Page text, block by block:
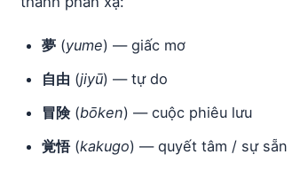
夢 (yume) — giấc mơ
自由 (jiyū) — tự do
冒険(bōken) — cuộc phiêu lưu
覚悟(kakugo) — quyết tâm / sự sẵn